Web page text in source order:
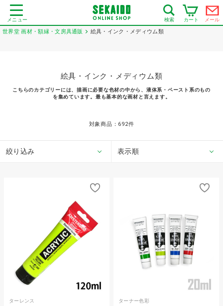
メニュー 検索 カート メール
世界堂 画材・額縁・文房具通販 絵具・インク・メディウム類
絵具・インク・メディウム類
こちらのカテゴリーには、描画に必要な色材の中から、液体系・ペースト系のもの
を集めています。最も基本的な画材と言えます。
対象商品： 692件
絞り込み 表示順
ターレンス ターナー色彩